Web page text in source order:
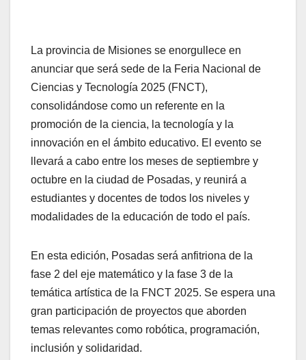
La provincia de Misiones se enorgullece en
anunciar que será sede de la Feria Nacional de
Ciencias y Tecnología 2025 (FNCT),
consolidándose como un referente en la
promoción de la ciencia, la tecnología y la
innovación en el ámbito educativo. El evento se
llevará a cabo entre los meses de septiembre y
octubre en la ciudad de Posadas, y reunirá a
estudiantes y docentes de todos los niveles y
modalidades de la educación de todo el país.
En esta edición, Posadas será anfitriona de la
fase 2 del eje matemático y la fase 3 de la
temática artística de la FNCT 2025. Se espera una
gran participación de proyectos que aborden
temas relevantes como robótica, programación,
inclusión y solidaridad.